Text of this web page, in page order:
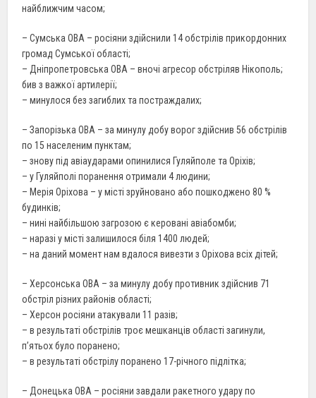
найближчим часом;
– Сумська ОВА – росіяни здійснили 14 обстрілів прикордонних
громад Сумської області;
– Дніпропетровська ОВА – вночi агресор обстрiляв Нiкополь;
бив з важкої артилерії;
– минулося без загиблих та постраждалих;
– Запорізька ОВА – за минулу добу ворог здійснив 56 обстрілів
по 15 населеним пунктам;
– знову під авіаударами опинилися Гуляйполе та Оріхів;
– у Гуляйполі поранення отримали 4 людини;
– Мерія Оріхова – у місті зруйновано або пошкоджено 80 %
будинків;
– нині найбільшою загрозою є керовані авіабомби;
– наразі у місті залишилося біля 1400 людей;
– на даний момент нам вдалося вивезти з Оріхова всіх дітей;
– Херсонська ОВА – за минулу добу противник здійснив 71
обстріл різних районів області;
– Херсон росіяни атакували 11 разів;
– в результаті обстрілів троє мешканців області загинули,
п’ятьох було поранено;
– в результаті обстрілу поранено 17-річного підлітка;
– Донецька ОВА – росіяни завдали ракетного удару по